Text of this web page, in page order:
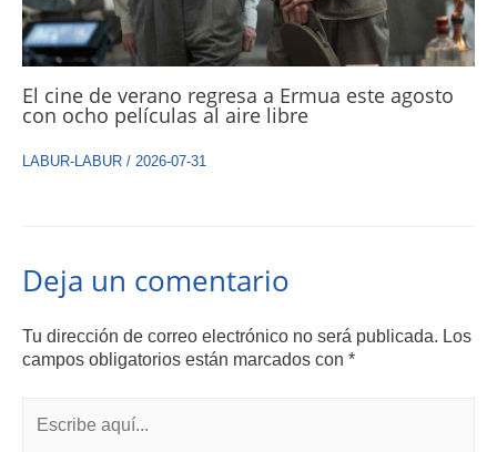
El cine de verano regresa a Ermua este agosto
con ocho películas al aire libre
LABUR-LABUR / 2026-07-31
Deja un comentario
Tu dirección de correo electrónico no será publicada. Los
campos obligatorios están marcados con *